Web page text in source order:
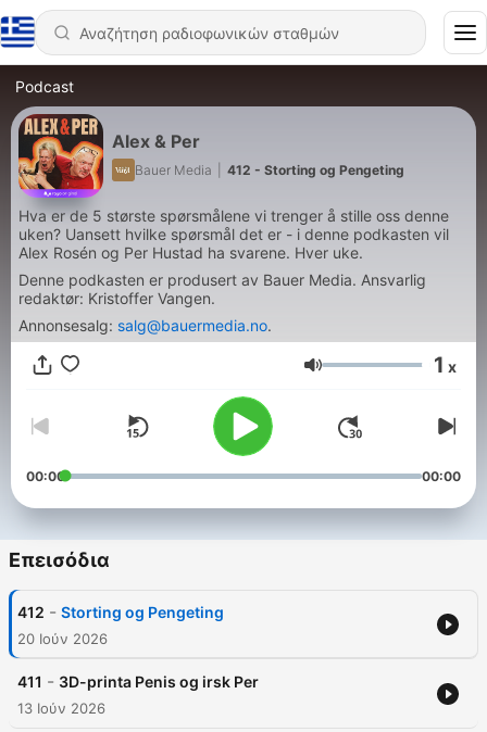
Podcast
Alex & Per
Bauer Media 412 - Storting og Pengeting
Hva er de 5 største spørsmålene vi trenger å stille oss denne
uken? Uansett hvilke spørsmål det er - i denne podkasten vil
Alex Rosén og Per Hustad ha svarene. Hver uke.
Denne podkasten er produsert av Bauer Media. Ansvarlig
redaktør: Kristoffer Vangen.
Annonsesalg: salg@bauermedia.no.
Ένταση 1 x
00:00 00:00
Επεισόδια
412 - Storting og Pengeting
20 Ιούν 2026
411 - 3D-printa Penis og irsk Per
13 Ιούν 2026